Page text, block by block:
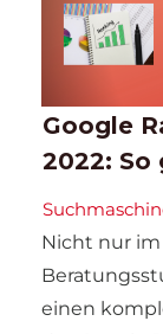
Google
2022: So
Nicht nur
einen